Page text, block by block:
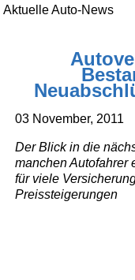
Aktuelle Auto-News
03 November, 2011
Der Blick in die
manchen Autofahrer
für viele
Preissteigerungen